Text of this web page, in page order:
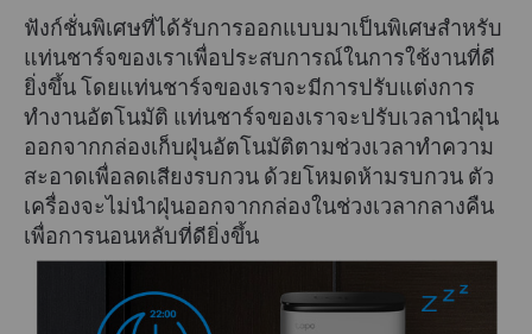
ฟังก์ชั่นพิเศษที่ได้รับการออกแบบมาเป็นพิเศษสำหรับ
แท่นชาร์จของเราเพื่อประสบการณ์ในการใช้งานที่ดี
ยิ่งขึ้น โดยแท่นชาร์จของเราจะมีการปรับแต่งการ
ทำงานอัตโนมัติ แท่นชาร์จของเราจะปรับเวลานำฝุ่น
ออกจากกล่องเก็บฝุ่นอัตโนมัติตามช่วงเวลาทำความ
สะอาดเพื่อลดเสียงรบกวน ด้วยโหมดห้ามรบกวน ตัว
เครื่องจะไม่นำฝุ่นออกจากกล่องในช่วงเวลากลางคืน
เพื่อการนอนหลับที่ดียิ่งขึ้น